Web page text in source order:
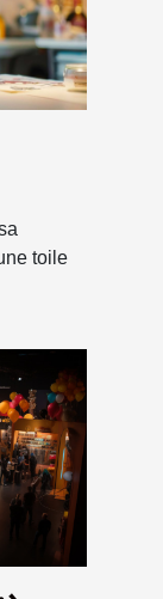
toile